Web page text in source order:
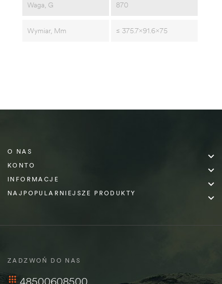
Waga, G 870
Wymiar, Mm ≤ 375.7×91.6×75
O NAS 
KONTO 
INFORMACJE 
NAJPOPULARNIEJSZE PRODUKTY 
ZADZWOŃ DO NAS
48500608500